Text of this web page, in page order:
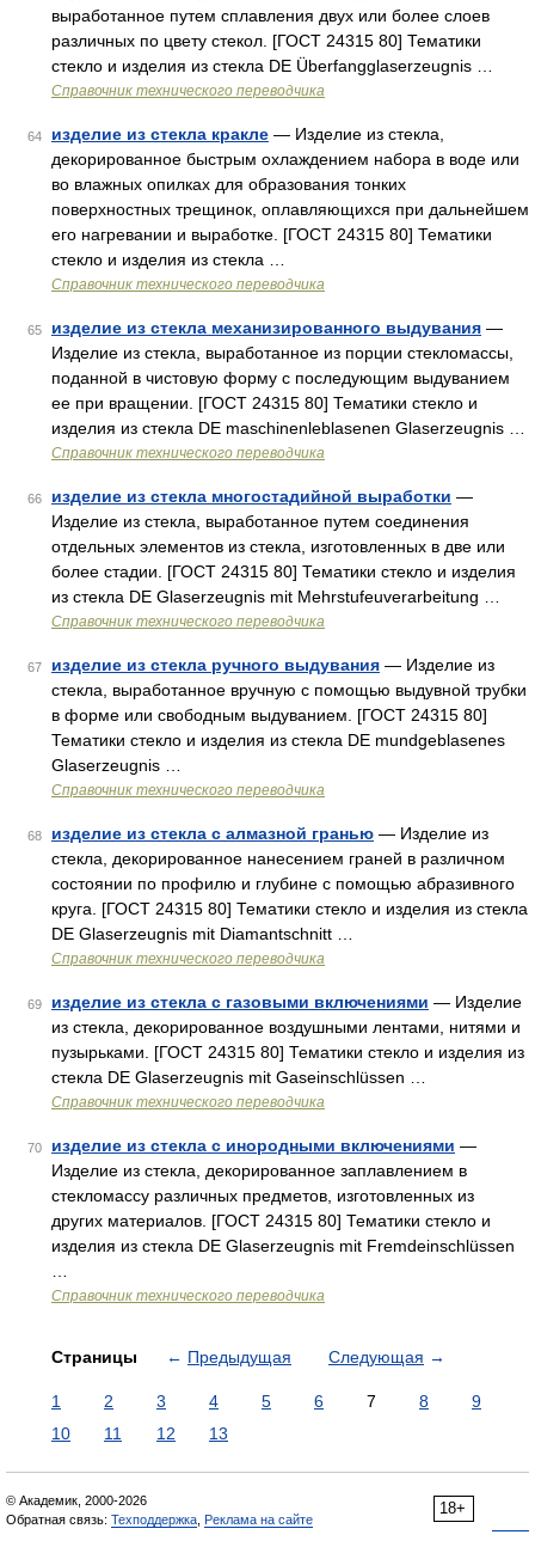
выработанное путем сплавления двух или более слоев
различных по цвету стекол. [ГОСТ 24315 80] Тематики
стекло и изделия из стекла DE Überfangglaserzeugnis …
Справочник технического переводчика
64 изделие из стекла кракле — Изделие из стекла,
декорированное быстрым охлаждением набора в воде или
во влажных опилках для образования тонких
поверхностных трещинок, оплавляющихся при дальнейшем
его нагревании и выработке. [ГОСТ 24315 80] Тематики
стекло и изделия из стекла …
Справочник технического переводчика
65 изделие из стекла механизированного выдувания —
Изделие из стекла, выработанное из порции стекломассы,
поданной в чистовую форму с последующим выдуванием
ее при вращении. [ГОСТ 24315 80] Тематики стекло и
изделия из стекла DE maschinenleblasenen Glaserzeugnis …
Справочник технического переводчика
66 изделие из стекла многостадийной выработки —
Изделие из стекла, выработанное путем соединения
отдельных элементов из стекла, изготовленных в две или
более стадии. [ГОСТ 24315 80] Тематики стекло и изделия
из стекла DE Glaserzeugnis mit Mehrstufeuverarbeitung …
Справочник технического переводчика
67 изделие из стекла ручного выдувания — Изделие из
стекла, выработанное вручную с помощью выдувной трубки
в форме или свободным выдуванием. [ГОСТ 24315 80]
Тематики стекло и изделия из стекла DE mundgeblasenes
Glaserzeugnis …
Справочник технического переводчика
68 изделие из стекла с алмазной гранью — Изделие из
стекла, декорированное нанесением граней в различном
состоянии по профилю и глубине с помощью абразивного
круга. [ГОСТ 24315 80] Тематики стекло и изделия из стекла
DE Glaserzeugnis mit Diamantschnitt …
Справочник технического переводчика
69 изделие из стекла с газовыми включениями — Изделие
из стекла, декорированное воздушными лентами, нитями и
пузырьками. [ГОСТ 24315 80] Тематики стекло и изделия из
стекла DE Glaserzeugnis mit Gaseinschlüssen …
Справочник технического переводчика
70 изделие из стекла с инородными включениями —
Изделие из стекла, декорированное заплавлением в
стекломассу различных предметов, изготовленных из
других материалов. [ГОСТ 24315 80] Тематики стекло и
изделия из стекла DE Glaserzeugnis mit Fremdeinschlüssen
Справочник технического переводчика
Страницы ← Предыдущая Следующая →
1 2 3 4 5 6 7 8
9
10
11 12 13
18+
© Академик, 2000-2026
Обратная связь: Техподдержка Реклама на сайте